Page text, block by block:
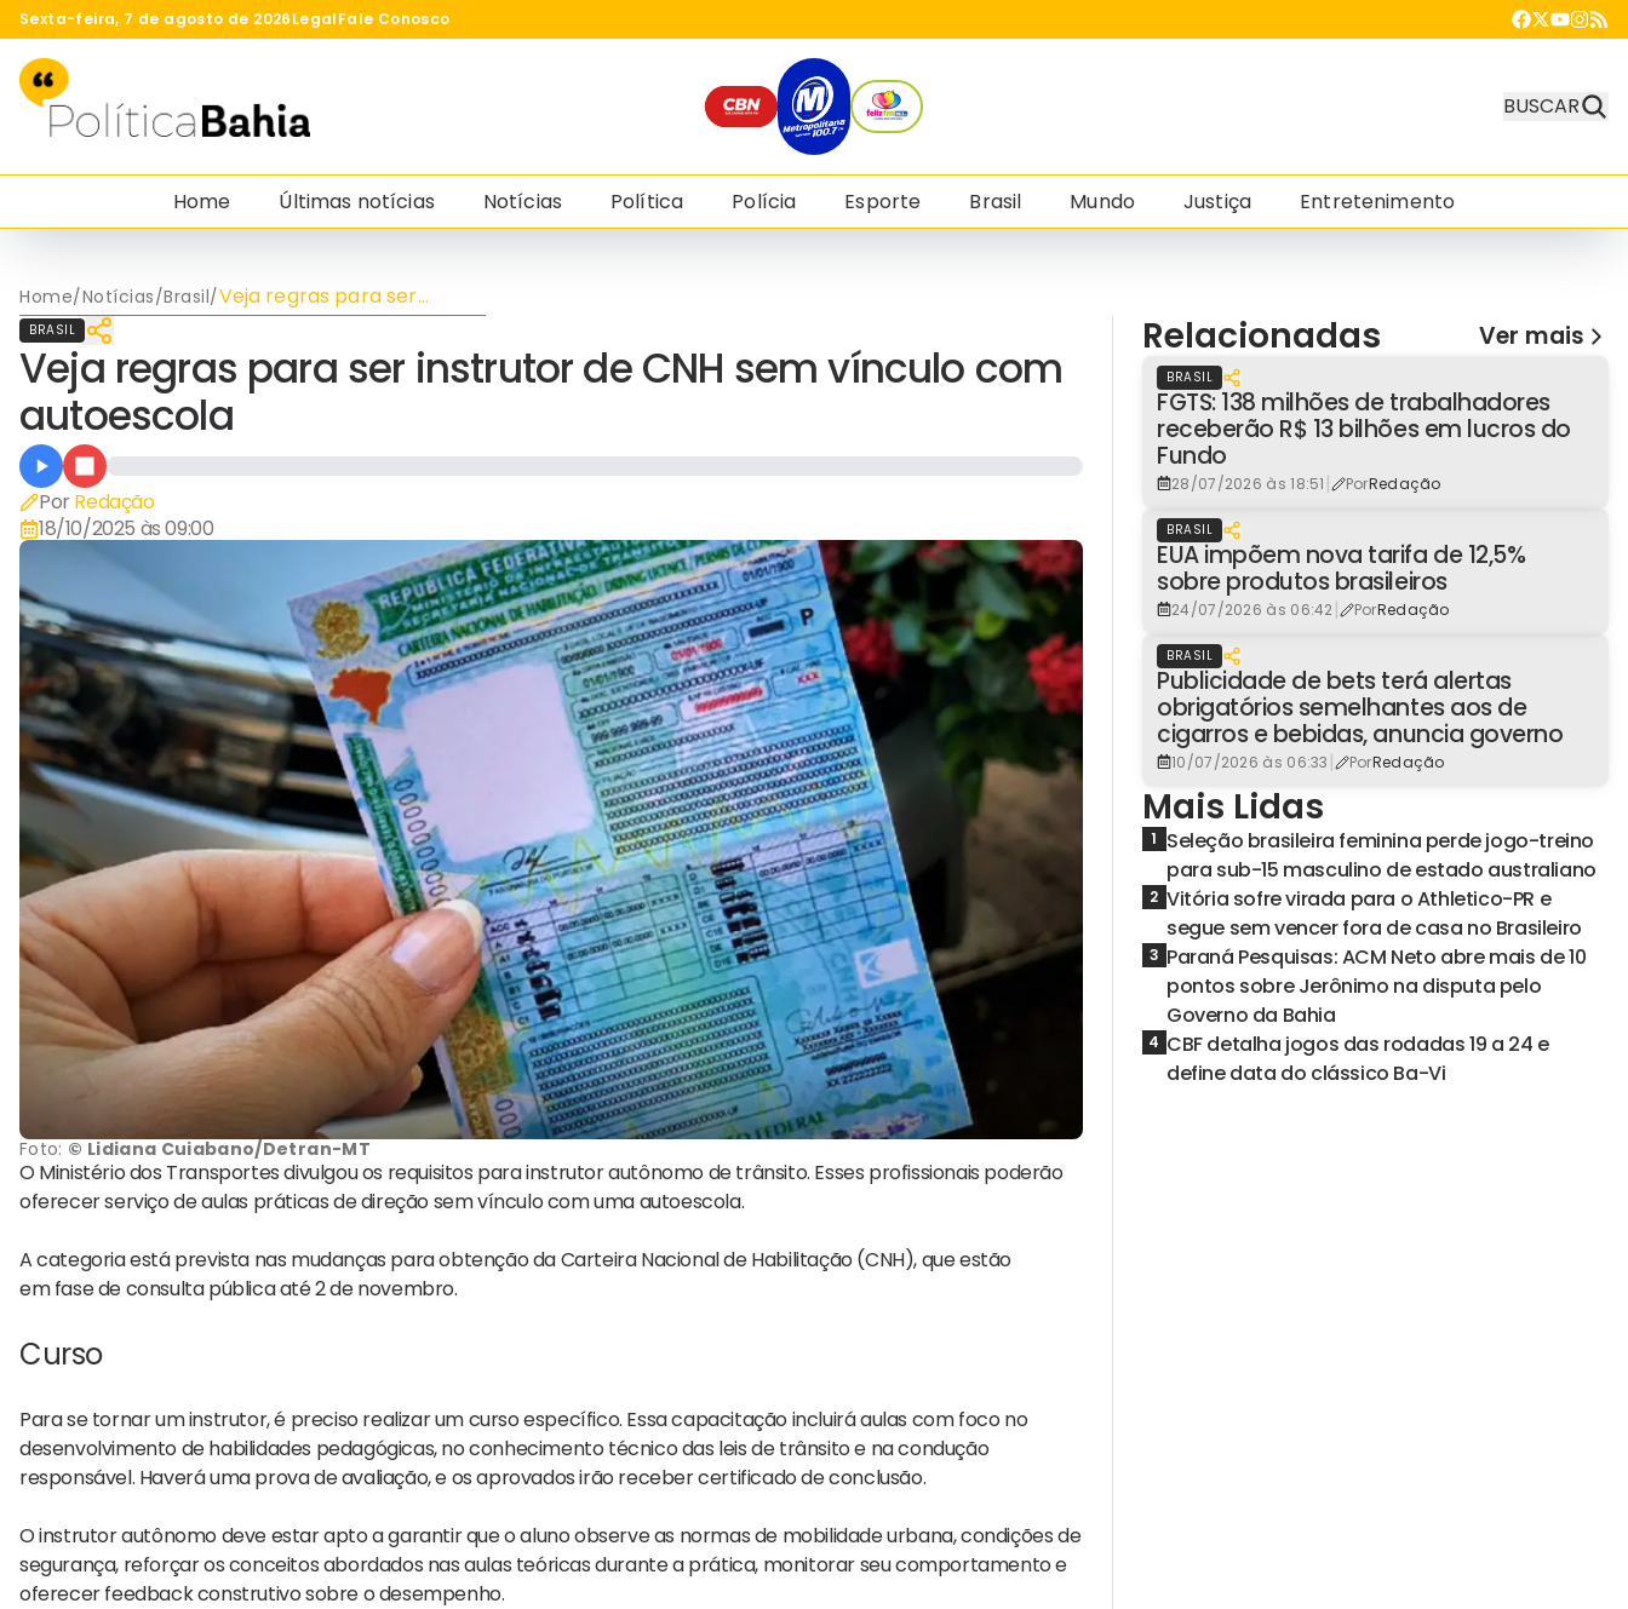
Sexta-feira, 7 de agosto de 2026LegalFale Conosco
BUSCAR
Home Últimas notícias Notícias Política Polícia Esporte Brasil Mundo Justiça Entretenimento
Home/Notícias/Brasil/Veja regras para ser
instrutor de CNH sem
BRASIL
Veja regras para ser instrutor de CNH sem vínculo com
autoescola
Por Redação
18/10/2025 às 09:00
Foto: © Lidiana Cuiabano/Detran-MT
O Ministério dos Transportes divulgou os requisitos para instrutor autônomo de trânsito. Esses profissionais poderão
oferecer serviço de aulas práticas de direção sem vínculo com uma autoescola.
A categoria está prevista nas mudanças para obtenção da Carteira Nacional de Habilitação (CNH), que estão
em fase de consulta pública até 2 de novembro.
Curso
Para se tornar um instrutor, é preciso realizar um curso específico. Essa capacitação incluirá aulas com foco no
desenvolvimento de habilidades pedagógicas, no conhecimento técnico das leis de trânsito e na condução
responsável. Haverá uma prova de avaliação, e os aprovados irão receber certificado de conclusão.
O instrutor autônomo deve estar apto a garantir que o aluno observe as normas de mobilidade urbana, condições de
segurança, reforçar os conceitos abordados nas aulas teóricas durante a prática, monitorar seu comportamento e
oferecer feedback construtivo sobre o desempenho.
Relacionadas Ver mais
BRASIL
FGTS: 138 milhões de trabalhadores
receberão R$ 13 bilhões em lucros do
Fundo
28/07/2026 às 18:51 | PorRedação
BRASIL
EUA impõem nova tarifa de 12,5%
sobre produtos brasileiros
24/07/2026 às 06:42| PorRedação
BRASIL
Publicidade de bets terá alertas
obrigatórios semelhantes aos de
cigarros e bebidas, anuncia governo
10/07/2026 às 06:33 | PorRedação
Mais Lidas
1 Seleção brasileira feminina perde jogo-treino
para sub-15 masculino de estado australiano
2 Vitória sofre virada para o Athletico-PR e
segue sem vencer fora de casa no Brasileiro
3 Paraná Pesquisas: ACM Neto abre mais de 10
pontos sobre Jerônimo na disputa pelo
Governo da Bahia
4 CBF detalha jogos das rodadas 19 a 24 e
define data do clássico Ba-Vi